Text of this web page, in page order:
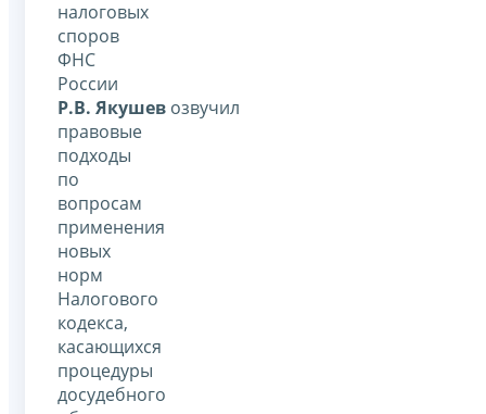
налоговых
споров
ФНС
России
Р.В. Якушев озвучил
правовые
подходы
по
вопросам
применения
новых
норм
Налогового
кодекса,
касающихся
процедуры
досудебного